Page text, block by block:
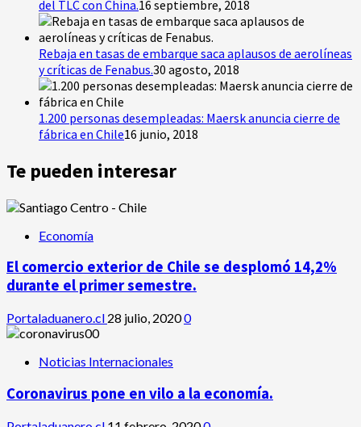
del TLC con China.16 septiembre, 2018
Rebaja en tasas de embarque saca aplausos de aerolíneas
y críticas de Fenabus.30 agosto, 2018
1.200 personas desempleadas: Maersk anuncia cierre de
fábrica en Chile16 junio, 2018
Te pueden interesar
Economía
El comercio exterior de Chile se desplomó 14,2%
durante el primer semestre.
Portaladuanero.cl 28 julio, 20200
Noticias Internacionales
Coronavirus pone en vilo a la economía.